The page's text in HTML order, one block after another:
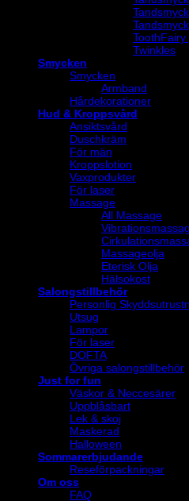
ToothFairy
Twinkles
Smycken
Smycken
Armband
Hårdekorationer
Hud & Kroppsvård
Ansiktsvård
Duschkräm
För män
Kroppslotion
Vaxprodukter
För laser
Massage
All Massage
Massageolja
Eterisk Olja
Hälsokost
Salongstillbehör
Personlig
Utsug
Lampor
För laser
DOFTA
Övriga salongstillbehör
Just for fun
Väskor & Neccesärer
Uppblåsbart
Lek & skoj
Maskerad
Halloween
Sommarerbjudande
Reseförpackningar
Om oss
FAQ